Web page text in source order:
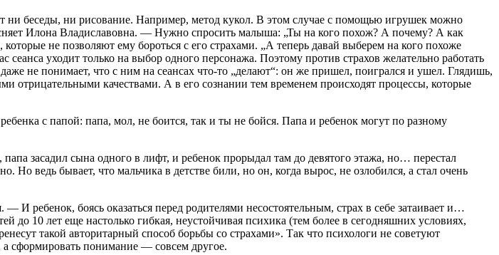
ни беседы, ни рисование. Например, метод кукол. В этом случае с помощью игрушек можно
Илона Владиславовна. — Нужно спросить малыша: „Ты на кого похож? А почему? А как
не позволяют ему бороться с его страхами. „А теперь давай выберем на кого похоже
уходит только на выбор одного персонажа. Поэтому против страхов желательно работать
не понимает, что с ним на сеансах что-то „делают“: он же пришел, поигрался и ушел. Глядишь,
отрицательными качествами. А в его сознании тем временем происходят процессы, которые
с папой: папа, мол, не боится, так и ты не бойся. Папа и ребенок могут по разному
засадил сына одного в лифт, и ребенок прорыдал там до девятого этажа, но… перестал
Но ведь бывает, что мальчика в детстве били, но он, когда вырос, не озлобился, а стал очень
ребенок, боясь оказаться перед родителями несостоятельным, страх в себе затаивает и…
до 10 лет еще настолько гибкая, неустойчивая психика (тем более в сегодняшних условиях,
такой авторитарный способ борьбы со страхами». Так что психологи не советуют
сформировать понимание — совсем другое.